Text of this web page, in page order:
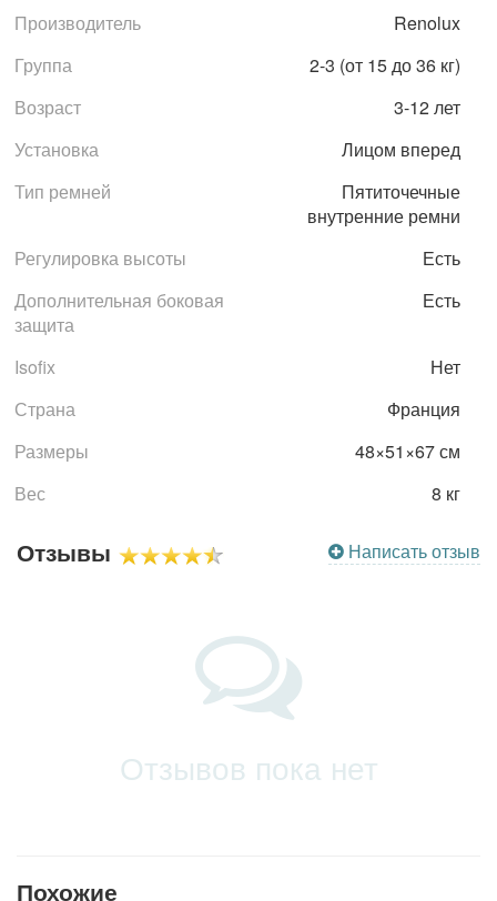
Производитель
Renolux
Группа
2-3 (от 15 до 36 кг)
Возраст
3-12 лет
Установка
Лицом вперед
Тип ремней
Пятиточечные
внутренние ремни
Регулировка высоты
Есть
Дополнительная боковая
защита
Есть
Isofix
Нет
Страна
Франция
Размеры
48×51×67 см
Вес
8 кг
Написать отзыв
Отзывы
Отзывов пока нет
Похожие